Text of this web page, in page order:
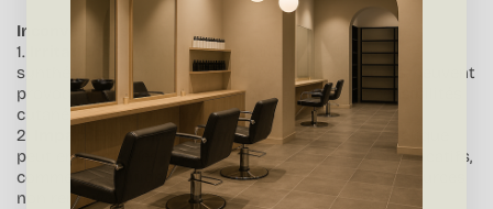
Inconvénients :
1.
Irritations Potentielles :Certains ingrédients
synthétiques, comme les sulfates et les parabènes, peuvent
provoquer des irritations, des allergies ou des sensibilités
cutanées chez certaines personnes.
2.
Impact Environnemental :La production synthétique
peut entraîner des impacts environnementaux significatifs,
comme la pollution et l'utilisation excessive de ressources
non renouvelables.